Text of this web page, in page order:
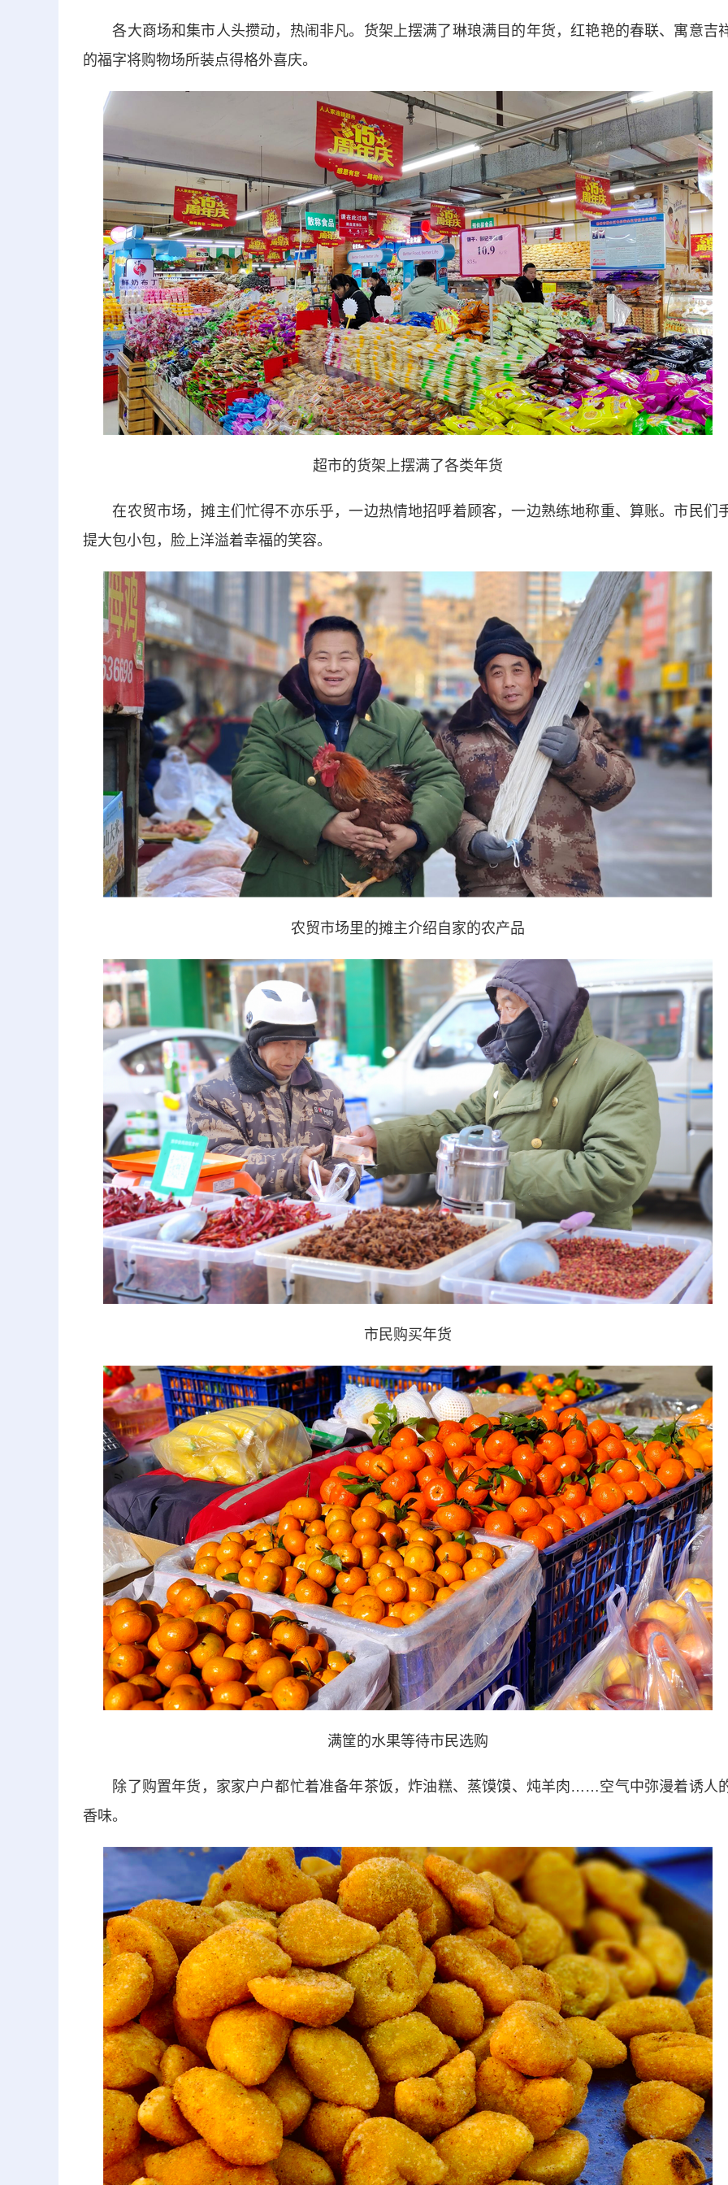
各大商场和集市人头攒动，热闹非凡。货架上摆满了琳琅满目的年货，红艳艳的春联、寓意吉
的福字将购物场所装点得格外喜庆。
超市的货架上摆满了各类年货
在农贸市场，摊主们忙得不亦乐乎，一边热情地招呼着顾客，一边熟练地称重、算账。市民们
提大包小包，脸上洋溢着幸福的笑容。
农贸市场里的摊主介绍自家的农产品
市民购买年货
满筐的水果等待市民选购
除了购置年货，家家户户都忙着准备年茶饭，炸油糕、蒸馍馍、炖羊肉……空气中弥漫着诱人
香味。